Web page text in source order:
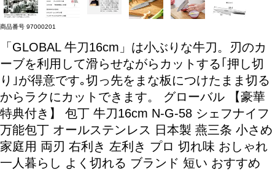
商品番号 97000201
「GLOBAL 牛刀16cm」は小ぶりな牛刀。刃のカ
ーブを利用して滑らせながらカットする｢押し切
り｣が得意です｡切っ先をまな板につけたまま切る
からラクにカットできます。
グローバル 【豪華
特典付き】 包丁 牛刀16cm N-G-58 シェフナイフ
万能包丁 オールステンレス 日本製 燕三条 小さめ
家庭用 両刃 右利き 左利き プロ 切れ味 おしゃれ
一人暮らし よく切れる ブランド 短い おすすめ